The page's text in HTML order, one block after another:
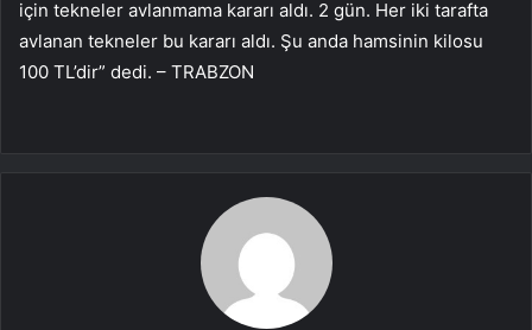
için tekneler avlanmama kararı aldı. 2 gün. Her iki tarafta
avlanan tekneler bu kararı aldı. Şu anda hamsinin kilosu
100 TL’dir” dedi. – TRABZON